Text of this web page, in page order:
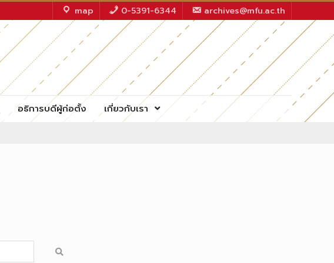
map 0-5391-6344 archives@mfu.ac.th
อธิการบดีผู้ก่อตั้ง เกี่ยวกับเรา